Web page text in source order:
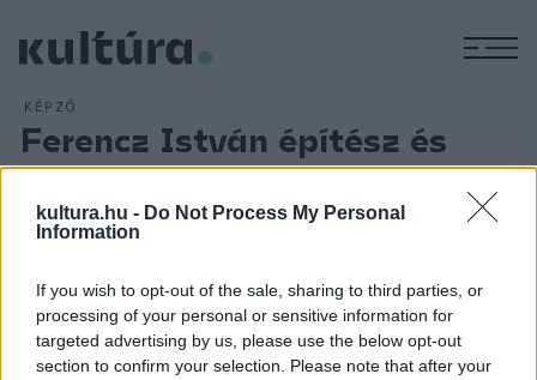
kultura.hu - Do Not Process My Personal
Information
If you wish to opt-out of the sale, sharing to third parties, or
processing of your personal or sensitive information for
targeted advertising by us, please use the below opt-out
section to confirm your selection. Please note that after your
KÉPZŐ
Ferencz István építész és
műhelye
ARCHÍV 2004. OKTÓBER 25.
Építészetében a történeti-urbanisztikai kérdésekre adott
forma megteremtése a cél, hanem a hely és a társadalmi
értelemben vett helyzet építészeti problémáinak
megoldása. A kiállítás a kézművesség, a tárgytervezés